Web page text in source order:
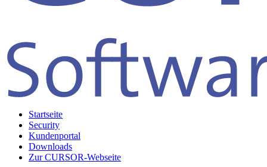
Startseite
Security
Kundenportal
Downloads
Zur CURSOR-Webseite